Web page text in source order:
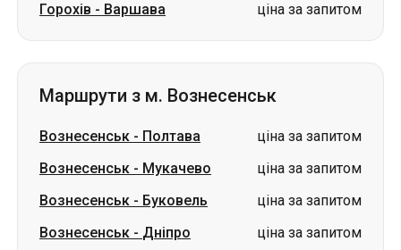
Горохів - Варшава ціна за запитом
Маршрути з м. Вознесенськ
Вознесенськ - Полтава
ціна за запитом
Вознесенськ - Мукачево
ціна за запитом
Вознесенськ - Буковель
ціна за запитом
Вознесенськ - Дніпро
ціна за запитом